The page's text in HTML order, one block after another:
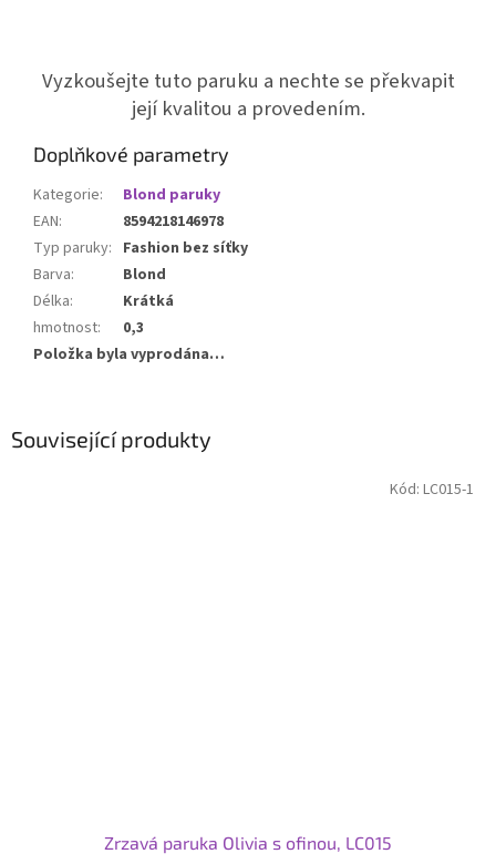
Související produkty
Zrzavá paruka Olivia s ofinou, LC015
Kód: LC015-1
Vyzkoušejte tuto paruku a nechte se překvapit
její kvalitou a provedením.
Doplňkové parametry
Kategorie:
Blond paruky
EAN:
8594218146978
Typ paruky: Fashion bez síťky
Barva:
Blond
Délka:
Krátká
hmotnost:
0,3
Položka byla vyprodána…